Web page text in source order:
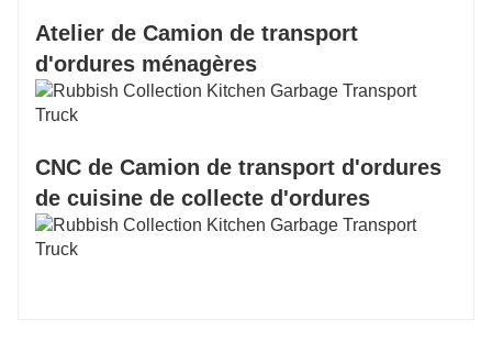
Atelier de Camion de transport
d'ordures ménagères
CNC de Camion de transport d'ordures
de cuisine de collecte d'ordures